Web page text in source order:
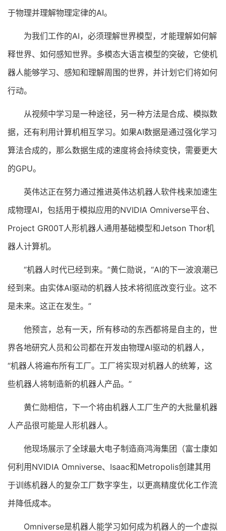
于物理并理解物理定律的AI。
为我们工作的AI，必须理解世界模型，才能理解如何解
释世界、如何感知世界。多模态大语言模型的突破，它使机
器人能够学习、感知和理解周围的世界，并计划它们将如何
行动。
从视频中学习是一种途径，另一种方法是合成、模拟数
据，还有利用计算机相互学习。如果AI数据是通过强化学习
算法合成的，那么数据生成的速度将会持续变快，需要更大
的GPU。
英伟达正在努力通过推进英伟达机器人软件栈来加速生
成物理AI，包括用于模拟应用的NVIDIA Omniverse平台、
Project GR00T人形机器人通用基础模型和Jetson Thor机
器人计算机。
“机器人时代已经到来。”黄仁勋说，“AI的下一波浪潮已
经到来。由实体AI驱动的机器人技术将彻底改变行业。这不
是未来。这正在发生。”
他预言，总有一天，所有移动的东西都将是自主的，世
界各地研究人员和公司都在开发由物理AI驱动的机器人，
“机器人将遍布所有工厂。工厂将实现对机器人的统筹，这
些机器人将制造新的机器人产品。”
黄仁勋相信，下一个将由机器人工厂生产的大批量机器
人产品很可能是人形机器人。
他现场展示了全球最大电子制造商鸿海集团（富士康如
何利用NVIDIA Omniverse、Isaac和Metropolis创建其用
于训练机器人的复杂工厂数字孪生，以更高精度优化工作流
并降低成本。
Omniverse是机器人能学习如何成为机器人的一个虚拟